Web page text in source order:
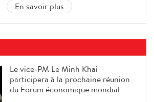
En savoir plus
Le vice-PM Le Minh Khai
participera à la prochaine réunion
du Forum économique mondial